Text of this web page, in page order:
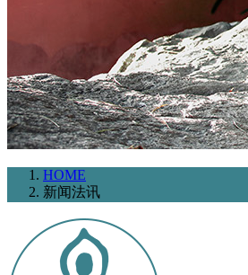
HOME
新闻法讯